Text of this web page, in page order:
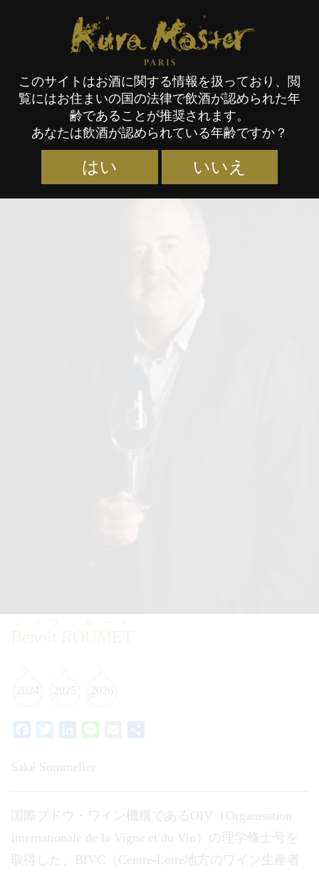
審査員
2024 2025 2026
FacebookTwitterLinkedIn Email
Saké Sommelier
国際ブドウ・ワイン機構であるOIV（Organisation
Internationale de la Vigne et du Vin）の理学修士号を
取得した、BIVC（Centre-Loire地方のワイン生産者
Kura Master Paris
このサイトはお酒に関する情報を扱っており、閲
覧にはお住まいの国の法律で飲酒が認められた年
齢であることが推奨されます。
あなたは飲酒が認められている年齢ですか？
はい いいえ